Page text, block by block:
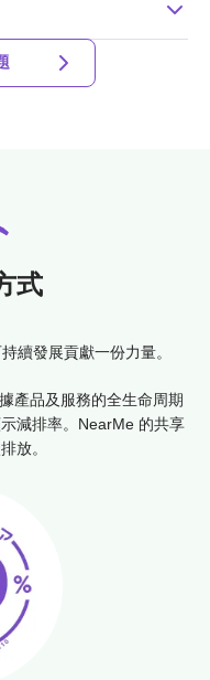
帶，請注意。（每人可
費）詳情請查看這裡
航班取消或延誤，取
式
續發展貢獻一份力量。
產品及服務的全生命周期
減排率。NearMe 的共享
放。